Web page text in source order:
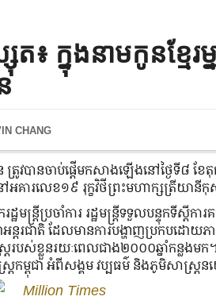
៖ ក្នុងនាមកូនខ្មែរ
CHANG
ត្រូវបានចាប់ផ្តើមកសាងឡើងនៅថ្ងៃទី៨ ខ
គារលេខ១៩ រុក្ខវិថីព្រះមហាក្សត្រីយានីកុ
ន្ត្រីប្រចាំការ រដ្ឋមន្ត្រីទទួលបន្ទុកទីស្តីកា
ន្តរជាតិ ដែលមានការបង្ហាញប្រកបដោយ
ស្ត្ររបស់ខ្លួនរយៈពេលជាង២០០០ឆ្នាំកន្
រកម្ពុជា អំពីសង្គម វប្បធម៌ និងភូមិសាស្ត្រនយ
Million Times